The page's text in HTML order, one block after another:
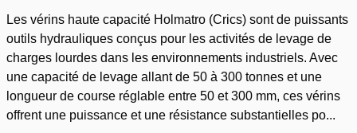
Les vérins haute capacité Holmatro (Crics) sont de puissants
outils hydrauliques conçus pour les activités de levage de
charges lourdes dans les environnements industriels. Avec
une capacité de levage allant de 50 à 300 tonnes et une
longueur de course réglable entre 50 et 300 mm, ces vérins
offrent une puissance et une résistance substantielles po...